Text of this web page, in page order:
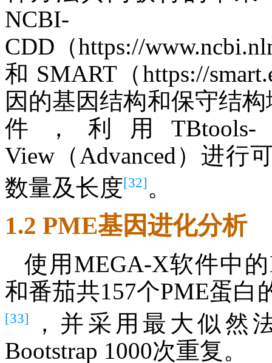
NCBI-
CDD（https://
和 SMART（https://
因的基因结构和保守结
件，利用TBtools-
View（Advanced）进行
数量及长度[32] 。
1.2 PME基因进化分析
使用MEGA-X软件中
和番茄共157个PME蛋白
[33]
，并采用最大似然
Bootstrap 1000次重复。